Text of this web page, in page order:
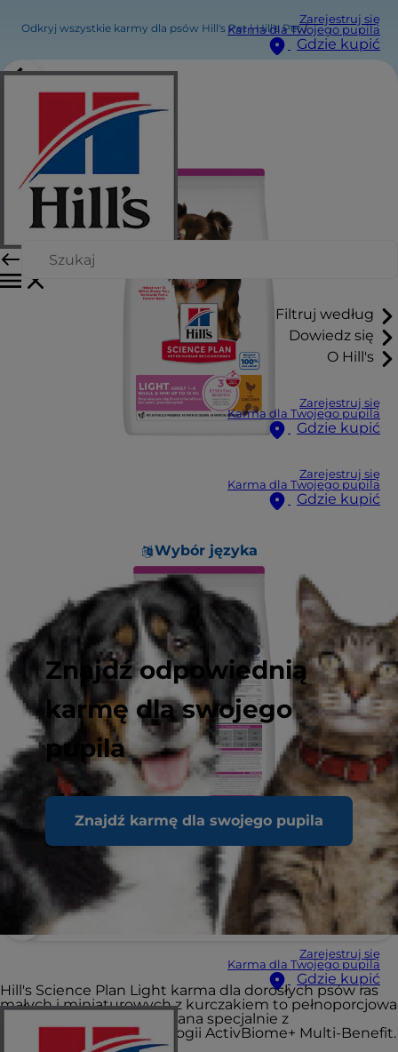
Zarejestruj się
Karma dla Twojego pupila
Gdzie kupić
Filtruj według
Dowiedz się
O Hill's
Zarejestruj się
Karma dla Twojego pupila
Gdzie kupić
Zarejestruj się
Karma dla Twojego pupila
Gdzie kupić
Wybór języka
Znajdź odpowiednią
karmę dla swojego
pupila
Znajdź karmę dla swojego pupila
Zarejestruj się
Karma dla Twojego pupila
Gdzie kupić
Odkryj wszystkie karmy dla psów Hill's Pet | Hill's Pet
Hill's Science Plan Light karma dla dorosłych psów ras
małych i miniaturowych z kurczakiem to pełnoporcjowa
karma dla psów, opracowana specjalnie z
wykorzystaniem technologii ActivBiome+ Multi-Benefit.